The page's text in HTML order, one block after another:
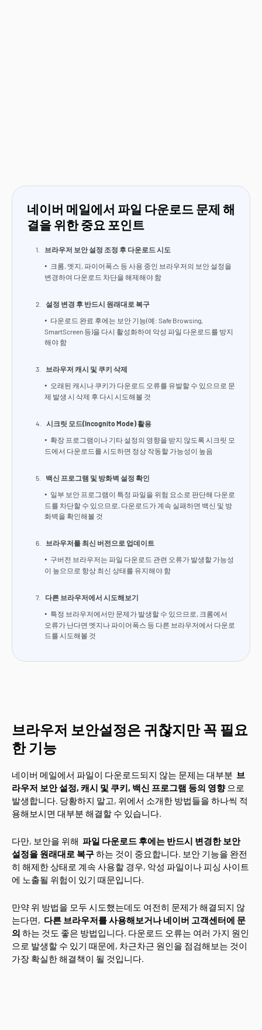
네이버 메일에서 파일 다운로드 문제 해
결을 위한 중요 포인트
브라우저 보안 설정 조정 후 다운로드 시도
크롬, 엣지, 파이어폭스 등 사용 중인 브라우저의 보안 설정을
변경하여 다운로드 차단을 해제해야 함
설정 변경 후 반드시 원래대로 복구
다운로드 완료 후에는 보안 기능(예: Safe Browsing,
SmartScreen 등)을 다시 활성화하여 악성 파일 다운로드를 방지
해야 함
브라우저 캐시 및 쿠키 삭제
오래된 캐시나 쿠키가 다운로드 오류를 유발할 수 있으므로 문
제 발생 시 삭제 후 다시 시도해볼 것
시크릿 모드(Incognito Mode) 활용
확장 프로그램이나 기타 설정의 영향을 받지 않도록 시크릿 모
드에서 다운로드를 시도하면 정상 작동할 가능성이 높음
백신 프로그램 및 방화벽 설정 확인
일부 보안 프로그램이 특정 파일을 위험 요소로 판단해 다운로
드를 차단할 수 있으므로, 다운로드가 계속 실패하면 백신 및 방
화벽을 확인해볼 것
브라우저를 최신 버전으로 업데이트
구버전 브라우저는 파일 다운로드 관련 오류가 발생할 가능성
이 높으므로 항상 최신 상태를 유지해야 함
다른 브라우저에서 시도해보기
특정 브라우저에서만 문제가 발생할 수 있으므로, 크롬에서
오류가 난다면 엣지나 파이어폭스 등 다른 브라우저에서 다운로
드를 시도해볼 것
브라우저 보안설정은 귀찮지만 꼭 필요
한 기능
네이버 메일에서 파일이 다운로드되지 않는 문제는 대부분 브
라우저 보안 설정, 캐시 및 쿠키, 백신 프로그램 등의 영향 으로
발생합니다. 당황하지 말고, 위에서 소개한 방법들을 하나씩 적
용해보시면 대부분 해결할 수 있습니다.
다만, 보안을 위해 파일 다운로드 후에는 반드시 변경한 보안
설정을 원래대로 복구하는 것이 중요합니다. 보안 기능을 완전
히 해제한 상태로 계속 사용할 경우, 악성 파일이나 피싱 사이트
에 노출될 위험이 있기 때문입니다.
만약 위 방법을 모두 시도했는데도 여전히 문제가 해결되지 않
는다면, 다른 브라우저를 사용해보거나 네이버 고객센터에 문
의 하는 것도 좋은 방법입니다. 다운로드 오류는 여러 가지 원인
으로 발생할 수 있기 때문에, 차근차근 원인을 점검해보는 것이
가장 확실한 해결책이 될 것입니다.